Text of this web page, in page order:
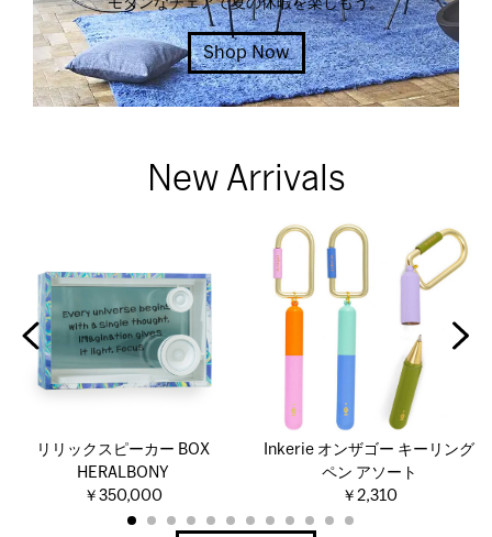
モダンなチェアで夏の休暇を楽しもう。
Shop Now
New Arrivals
リリックスピーカー BOX
HERALBONY
￥350,000
Inkerie オンザゴー キーリング
ペン アソート
￥2,310